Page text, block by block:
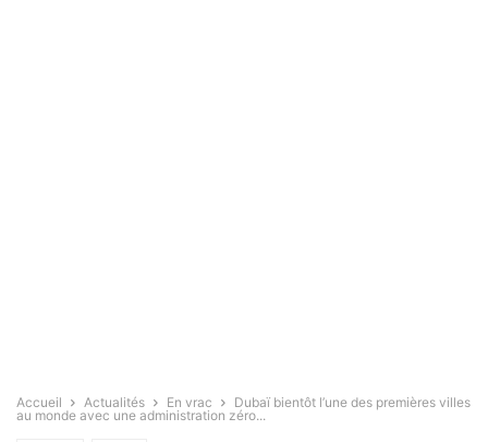
Accueil Actualités En vrac
Dubaï bientôt l’une des premières villes
au monde avec une administration zéro...